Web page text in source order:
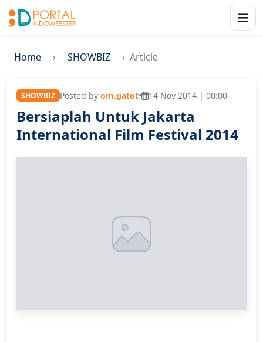
Home SHOWBIZ Article
SHOWBIZ Posted by om.gatot• 14 Nov 2014 | 00:00
Bersiaplah Untuk Jakarta
International Film Festival 2014